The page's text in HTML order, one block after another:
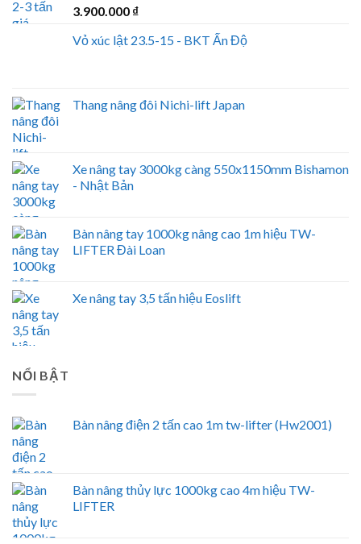
3.900.000 ₫
Vỏ xúc lật 23.5-15 - BKT Ấn Độ
Thang nâng đôi Nichi-lift Japan
Xe nâng tay 3000kg càng 550x1150mm Bishamon
- Nhật Bản
Bàn nâng tay 1000kg nâng cao 1m hiệu TW-
LIFTER Đài Loan
Xe nâng tay 3,5 tấn hiệu Eoslift
NỔI BẬT
Bàn nâng điện 2 tấn cao 1m tw-lifter (Hw2001)
Bàn nâng thủy lực 1000kg cao 4m hiệu TW-
LIFTER